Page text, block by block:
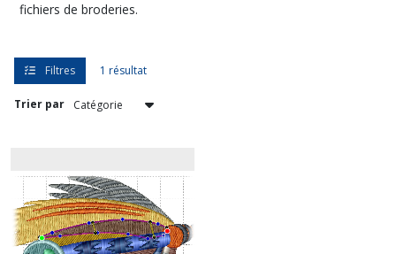
fichiers de broderies.
Filtres 1 résultat
Trier par